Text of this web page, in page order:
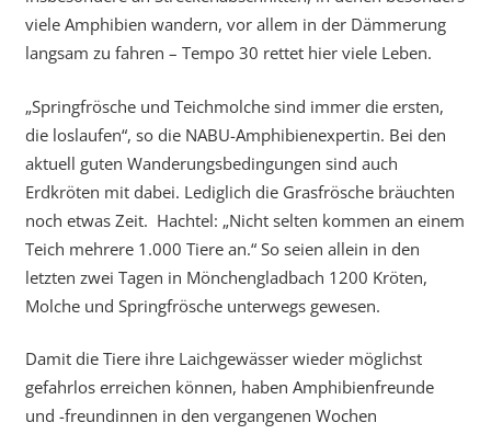
viele Amphibien wandern, vor allem in der Dämmerung
langsam zu fahren – Tempo 30 rettet hier viele Leben.
„Springfrösche und Teichmolche sind immer die ersten,
die loslaufen“, so die NABU-Amphibienexpertin. Bei den
aktuell guten Wanderungsbedingungen sind auch
Erdkröten mit dabei. Lediglich die Grasfrösche bräuchten
noch etwas Zeit. Hachtel: „Nicht selten kommen an einem
Teich mehrere 1.000 Tiere an.“ So seien allein in den
letzten zwei Tagen in Mönchengladbach 1200 Kröten,
Molche und Springfrösche unterwegs gewesen.
Damit die Tiere ihre Laichgewässer wieder möglichst
gefahrlos erreichen können, haben Amphibienfreunde
und -freundinnen in den vergangenen Wochen